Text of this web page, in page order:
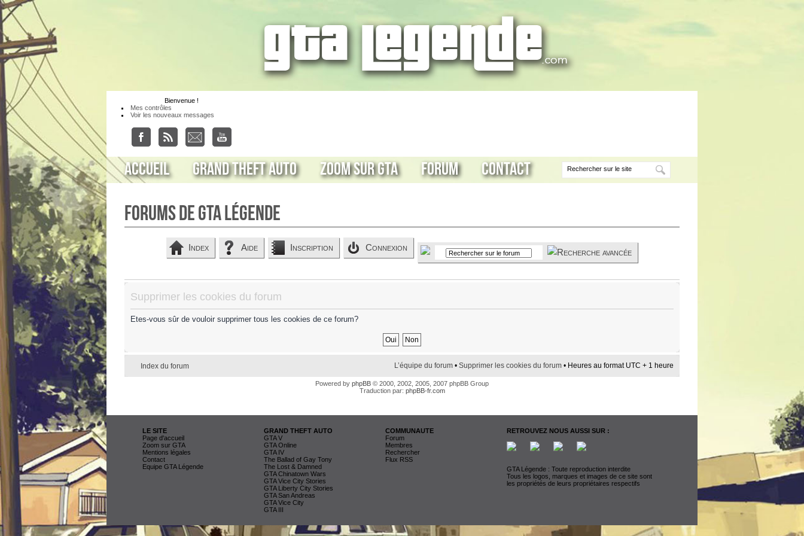
Bienvenue !
Mes contrôles
Voir les nouveaux messages
Accueil Grand Theft Auto Zoom sur GTA Forum Contact
Forums de GTA Légende
Index Aide Inscription Connexion
Supprimer les cookies du forum
Etes-vous sûr de vouloir supprimer tous les cookies de ce forum?
Index du forum L’équipe du forum • Supprimer les cookies du forum • Heures au format UTC + 1 heure
Powered by phpBB © 2000, 2002, 2005, 2007 phpBB Group
Traduction par: phpBB-fr.com
LE SITE
Page d'accueil
Zoom sur GTA
Mentions légales
Contact
Equipe GTA Légende
GRAND THEFT AUTO
GTA V
GTA Online
GTA IV
The Ballad of Gay Tony
The Lost & Damned
GTA Chinatown Wars
GTA Vice City Stories
GTA Liberty City Stories
GTA San Andreas
GTA Vice City
GTA III
COMMUNAUTE
Forum
Membres
Rechercher
Flux RSS
RETROUVEZ NOUS AUSSI SUR :
GTA Légende : Toute reproduction interdite
Tous les logos, marques et images de ce site sont
les propriétés de leurs propriétaires respectifs